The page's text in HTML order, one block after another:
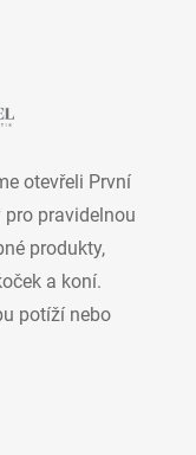
otevřeli První
pravidelnou
produkty,
a koní.
potíží nebo